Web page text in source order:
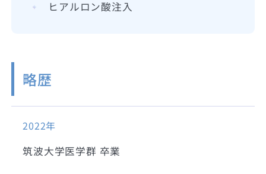
ヒアルロン酸注入
略歴
2022年
筑波大学医学群 卒業